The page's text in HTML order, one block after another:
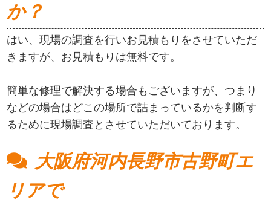
か？
はい、現場の調査を行いお見積もりをさせていただ
きますが、お見積もりは無料です。
簡単な修理で解決する場合もございますが、つまり
などの場合はどこの場所で詰まっているかを判断す
るために現場調査とさせていただいております。
大阪府河内長野市古野町エ
リアで